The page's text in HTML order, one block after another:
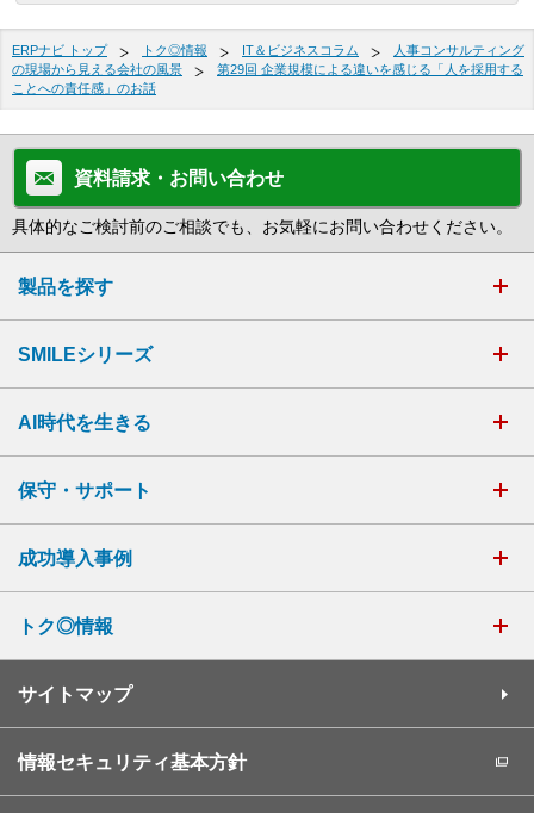
ERPナビ トップ トク◎情報 IT＆ビジネスコラム
人事コンサルティング
の現場から見える会社の風景
第29回 企業規模による違いを感じる「人を採用する
ことへの責任感」のお話
資料請求・お問い合わせ
具体的なご検討前のご相談でも、お気軽にお問い合わせください。
製品を探す
SMILEシリーズ
AI時代を生きる
保守・サポート
成功導入事例
トク◎情報
サイトマップ
情報セキュリティ基本方針